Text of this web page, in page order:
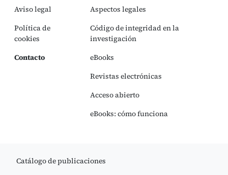
Aviso legal
Política de
cookies
Contacto
Aspectos legales
Código de integridad en la
investigación
eBooks
Revistas electrónicas
Acceso abierto
eBooks: cómo funciona
Catálogo de publicaciones